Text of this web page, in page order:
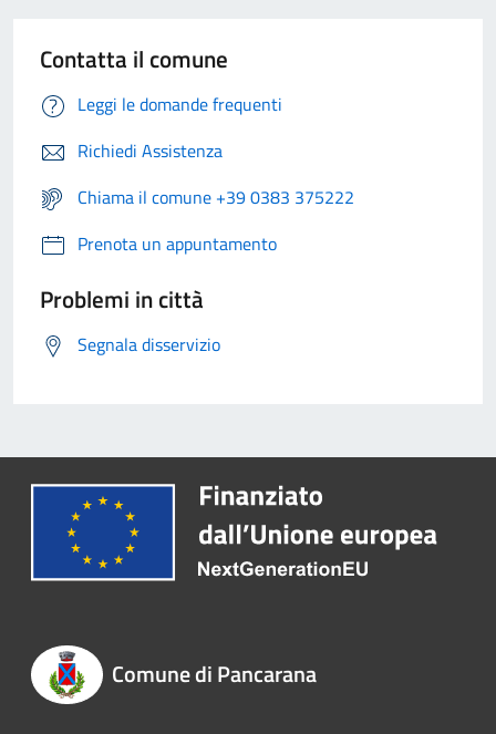
Contatta il comune
Leggi le domande frequenti
Richiedi Assistenza
Chiama il comune +39 0383 375222
Prenota un appuntamento
Problemi in città
Segnala disservizio
Comune di Pancarana